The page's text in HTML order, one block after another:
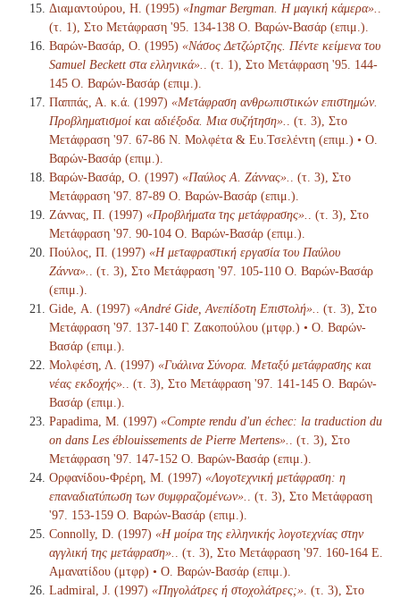
Διαμαντούρου, Η. (1995) «Ingmar Bergman. Η μαγική κάμερα».
(τ. 1), Στο Μετάφραση '95. 134-138 Ο. Βαρών-Βασάρ (επιμ.).
Βαρών-Βασάρ, Ο. (1995) «Νάσος Δετζώρτζης. Πέντε κείμενα του
Samuel Beckett στα ελληνικά».
. (τ. 1), Στο Μετάφραση '95. 144-
145 Ο. Βαρών-Βασάρ (επιμ.).
Παππάς, Α. κ.ά. (1997) «Μετάφραση ανθρωπιστικών επιστημών.
Προβληματισμοί και αδιέξοδα. Μια συζήτηση».
. (τ. 3), Στο
Μετάφραση '97. 67-86 Ν. Μολφέτα & Ευ.Τσελέντη (επιμ.) • Ο.
Βαρών-Βασάρ (επιμ.).
Βαρών-Βασάρ, Ο. (1997) «Παύλος Α. Ζάννας».
. (τ. 3), Στο
Μετάφραση '97. 87-89 Ο. Βαρών-Βασάρ (επιμ.).
Ζάννας, Π. (1997) «Προβλήματα της μετάφρασης».
. (τ. 3), Στο
Μετάφραση '97. 90-104 Ο. Βαρών-Βασάρ (επιμ.).
Πούλος, Π. (1997) «Η μεταφραστική εργασία του Παύλου
Ζάννα».
. (τ. 3), Στο Μετάφραση '97. 105-110 Ο. Βαρών-Βασάρ
(επιμ.).
Gide, Α. (1997) «André Gide, Ανεπίδοτη Επιστολή».
. (τ. 3), Στο
Μετάφραση '97. 137-140 Γ. Ζακοπούλου (μτφρ.) • Ο. Βαρών-
Βασάρ (επιμ.).
Μολφέση, Λ. (1997) «Γυάλινα Σύνορα. Μεταξύ μετάφρασης και
νέας εκδοχής».
. (τ. 3), Στο Μετάφραση '97. 141-145 Ο. Βαρών-
Βασάρ (επιμ.).
Papadima, M. (1997) «Compte rendu d'un échec: la traduction du
on dans Les éblouissements de Pierre Mertens».
. (τ. 3), Στο
Μετάφραση '97. 147-152 Ο. Βαρών-Βασάρ (επιμ.).
Ορφανίδου-Φρέρη, Μ. (1997) «Λογοτεχνική μετάφραση: η
επαναδιατύπωση των συμφραζομένων».
. (τ. 3), Στο Μετάφραση
'97. 153-159 Ο. Βαρών-Βασάρ (επιμ.).
Connolly, D. (1997) «Η μοίρα της ελληνικής λογοτεχνίας στην
αγγλική της μετάφραση».
. (τ. 3), Στο Μετάφραση '97. 160-164 Ε.
Αμανατίδου (μτφρ) • Ο. Βαρών-Βασάρ (επιμ.).
Ladmiral, J. (1997) «Πηγολάτρες ή στοχολάτρες;» . (τ. 3), Στο